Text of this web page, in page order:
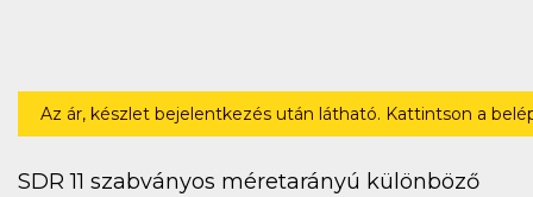
Az ár, készlet bejelentkezés után látható. Kattintson a
SDR 11 szabványos méretarányú különböző